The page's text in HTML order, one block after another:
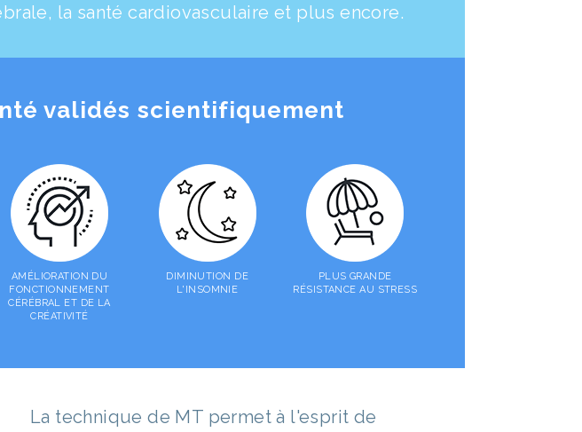
la santé cardiovasculaire et plus encore.
validés scientifiquement
AMÉLIORATION DU
FONCTIONNEMENT
CÉRÉBRAL ET DE LA
CRÉATIVITÉ
DIMINUTION DE
L'INSOMNIE
PLUS GRANDE
RÉSISTANCE AU STRESS
La technique de MT permet à l'esprit de